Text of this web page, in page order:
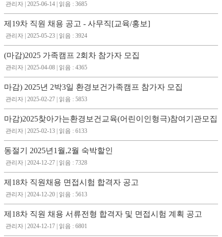
관리자 | 2025-06-14 | 읽음 : 3685
제19차 직원 채용 공고 - 사무직[교육/홍보]
관리자 | 2025-05-23 | 읽음 : 3924
(마감)2025 가족캠프 2회차 참가자 모집
관리자 | 2025-04-08 | 읽음 : 4365
마감) 2025년 2박3일 환경보건가족캠프 참가자 모집
관리자 | 2025-02-27 | 읽음 : 5853
마감)2025찾아가는환경보건교육(어린이인형극)참여기관모집
관리자 | 2025-02-13 | 읽음 : 6133
동절기 2025년1월,2월 숙박할인
관리자 | 2024-12-27 | 읽음 : 7328
제18차 직원채용 면접시험 합격자 공고
관리자 | 2024-12-20 | 읽음 : 5613
제18차 직원 채용 서류전형 합격자 및 면접시험 계획 공고
관리자 | 2024-12-17 | 읽음 : 6801